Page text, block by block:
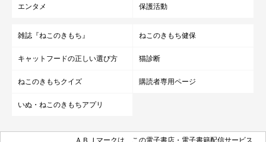
エンタメ 保護活動
雑誌『ねこのきもち』 ねこのきもち健保
キャットフードの正しい選び方 猫診断
ねこのきもちクイズ 購読者専用ページ
いぬ・ねこのきもちアプリ
ＡＢＪマークは、この電子書店・電子書籍配信サービス